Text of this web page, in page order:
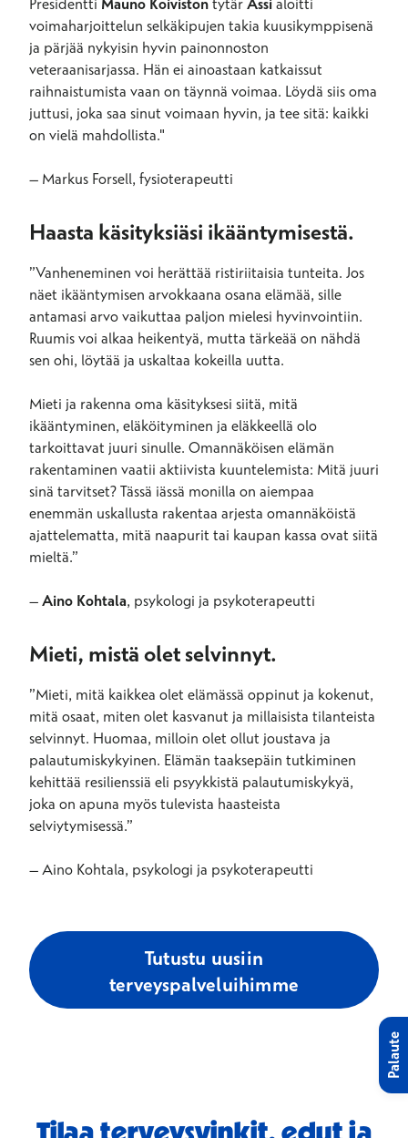
Presidentti Mauno Koiviston tytär Assi aloitti
voimaharjoittelun selkäkipujen takia kuusikymppisenä
ja pärjää nykyisin hyvin painonnoston
veteraanisarjassa. Hän ei ainoastaan katkaissut
raihnaistumista vaan on täynnä voimaa. Löydä siis oma
juttusi, joka saa sinut voimaan hyvin, ja tee sitä: kaikki
on vielä mahdollista."
– Markus Forsell, fysioterapeutti
Haasta käsityksiäsi ikääntymisestä.
”Vanheneminen voi herättää ristiriitaisia tunteita. Jos
näet ikääntymisen arvokkaana osana elämää, sille
antamasi arvo vaikuttaa paljon mielesi hyvinvointiin.
Ruumis voi alkaa heikentyä, mutta tärkeää on nähdä
sen ohi, löytää ja uskaltaa kokeilla uutta.
Mieti ja rakenna oma käsityksesi siitä, mitä
ikääntyminen, eläköityminen ja eläkkeellä olo
tarkoittavat juuri sinulle. Omannäköisen elämän
rakentaminen vaatii aktiivista kuuntelemista: Mitä juuri
sinä tarvitset? Tässä iässä monilla on aiempaa
enemmän uskallusta rakentaa arjesta omannäköistä
ajattelematta, mitä naapurit tai kaupan kassa ovat siitä
mieltä.”
– Aino Kohtala, psykologi ja psykoterapeutti
Mieti, mistä olet selvinnyt.
”Mieti, mitä kaikkea olet elämässä oppinut ja kokenut,
mitä osaat, miten olet kasvanut ja millaisista tilanteista
selvinnyt. Huomaa, milloin olet ollut joustava ja
palautumiskykyinen. Elämän taaksepäin tutkiminen
kehittää resilienssiä eli psyykkistä palautumiskykyä,
joka on apuna myös tulevista haasteista
selviytymisessä.”
– Aino Kohtala, psykologi ja psykoterapeutti
Tutustu uusiin
terveyspalveluihimme
Palaute